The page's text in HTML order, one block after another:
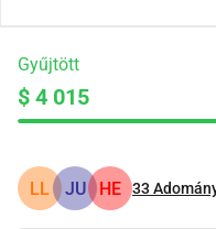
Gyűjtött
$ 4 015
LL JU HE 33